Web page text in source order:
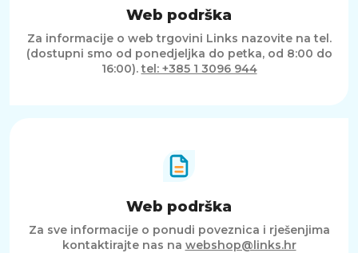
Web podrška
Za informacije o web trgovini Links nazovite na tel.
(dostupni smo od ponedjeljka do petka, od 8:00 do
16:00).tel: +385 1 3096 944
Web podrška
Za sve informacije o ponudi poveznica i rješenjima
kontaktirajte nas na webshop@links.hr